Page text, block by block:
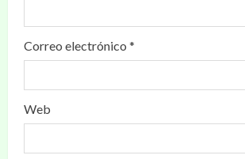
Correo electrónico *
Web